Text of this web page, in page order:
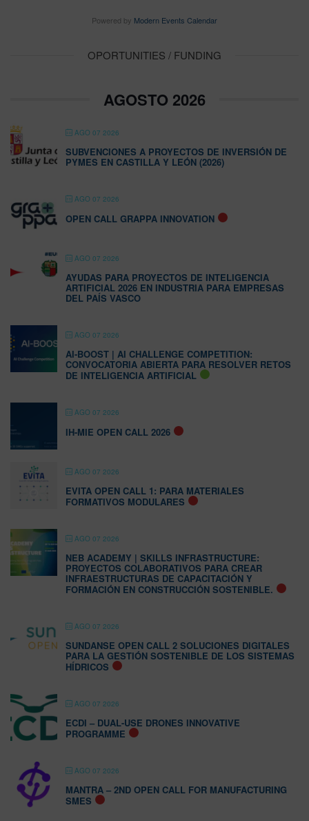
Powered by Modern Events Calendar
OPORTUNITIES / FUNDING
AGOSTO 2026
AGO 07 2026
SUBVENCIONES A PROYECTOS DE INVERSIÓN DE
PYMES EN CASTILLA Y LEÓN (2026)
AGO 07 2026
OPEN CALL GRAPPA INNOVATION
AGO 07 2026
AYUDAS PARA PROYECTOS DE INTELIGENCIA
ARTIFICIAL 2026 EN INDUSTRIA PARA EMPRESAS
DEL PAÍS VASCO
AGO 07 2026
AI-BOOST | AI CHALLENGE COMPETITION:
CONVOCATORIA ABIERTA PARA RESOLVER RETOS
DE INTELIGENCIA ARTIFICIAL
AGO 07 2026
IH-MIE OPEN CALL 2026
AGO 07 2026
EVITA OPEN CALL 1: PARA MATERIALES
FORMATIVOS MODULARES
AGO 07 2026
NEB ACADEMY | SKILLS INFRASTRUCTURE:
PROYECTOS COLABORATIVOS PARA CREAR
INFRAESTRUCTURAS DE CAPACITACIÓN Y
FORMACIÓN EN CONSTRUCCIÓN SOSTENIBLE.
AGO 07 2026
SUNDANSE OPEN CALL 2 SOLUCIONES DIGITALES
PARA LA GESTIÓN SOSTENIBLE DE LOS SISTEMAS
HÍDRICOS
AGO 07 2026
ECDI – DUAL-USE DRONES INNOVATIVE
PROGRAMME
AGO 07 2026
MANTRA – 2ND OPEN CALL FOR MANUFACTURING
SMES